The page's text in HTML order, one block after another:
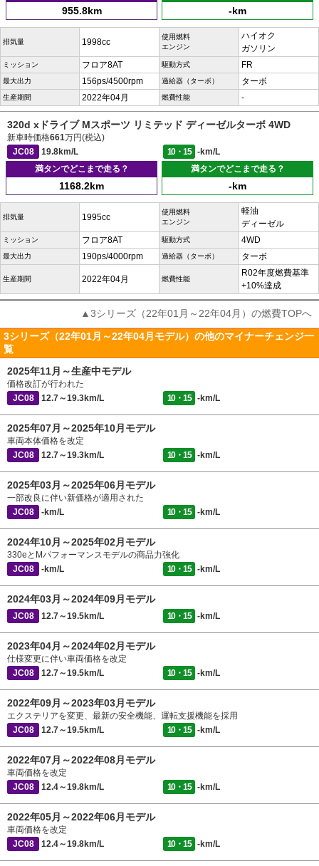
955.8km -km
排気量 1998cc
使用燃料
エンジン
ハイオク
ガソリン
ミッション フロア8AT 駆動方式 FR
最大出力 156ps/4500rpm 過給器（ターボ） ターボ
生産期間 2022年04月 燃費性能 -
320d xドライブ Mスポーツ リミテッド ディーゼルターボ 4WD
新車時価格661万円(税込)
JC08
19.8km/L 10・15
-km/L
満タンでどこまで走る？
1168.2km
満タンでどこまで走る？
-km
排気量 1995cc
使用燃料
エンジン
軽油
ディーゼル
ミッション フロア8AT 駆動方式 4WD
最大出力 190ps/4000rpm 過給器（ターボ） ターボ
生産期間 2022年04月 燃費性能
R02年度燃費基準
+10%達成
▲3シリーズ（22年01月～22年04月）の燃費TOPへ
3シリーズ（22年01月～22年04月モデル）の他のマイナーチェンジ一
覧
2025年11月～生産中モデル
価格改訂が行われた
JC08
12.7～19.3km/L 10・15 -km/L
2025年07月～2025年10月モデル
車両本体価格を改定
JC08
12.7～19.3km/L 10・15 -km/L
2025年03月～2025年06月モデル
一部改良に伴い新価格が適用された
JC08
-km/L 10・15 -km/L
2024年10月～2025年02月モデル
330eとMパフォーマンスモデルの商品力強化
JC08
-km/L 10・15 -km/L
2024年03月～2024年09月モデル
JC08 12.7～19.5km/L 10・15 -km/L
2023年04月～2024年02月モデル
仕様変更に伴い車両価格を改定
JC08
12.7～19.5km/L 10・15 -km/L
2022年09月～2023年03月モデル
エクステリアを変更、最新の安全機能、運転支援機能を採用
JC08
12.7～19.5km/L 10・15 -km/L
2022年07月～2022年08月モデル
車両価格を改定
JC08
12.4～19.8km/L 10・15 -km/L
2022年05月～2022年06月モデル
車両価格を改定
JC08
12.4～19.8km/L 10・15 -km/L